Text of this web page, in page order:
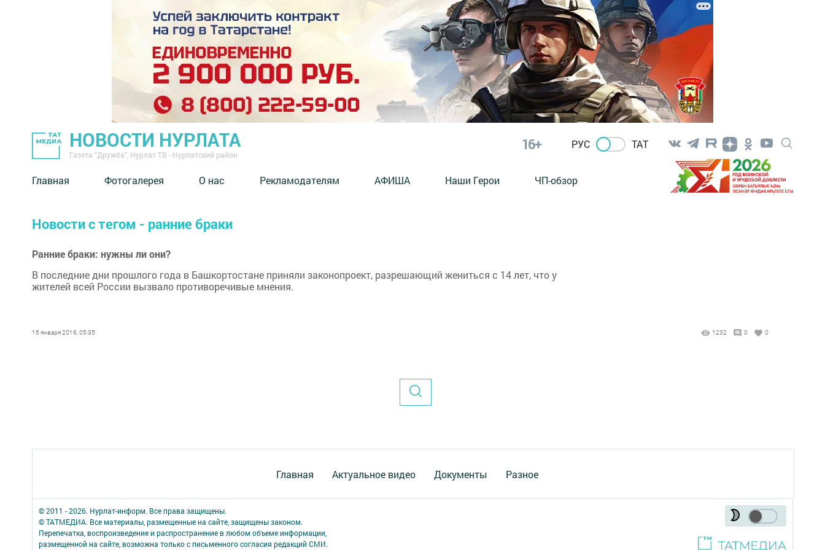
НОВОСТИ НУРЛАТА
Газета "Дружба", Нурлат ТВ - Нурлатский район
16+ РУС ТАТ
Главная Фотогалерея О нас Рекламодателям АФИША Наши Герои ЧП-обзор
Новости с тегом - ранние браки
Ранние браки: нужны ли они?
В последние дни прошлого года в Башкортостане приняли законопроект, разрешающий жениться с 14 лет, что у
жителей всей России вызвало противоречивые мнения.
15 января 2016, 05:35 1232 0 0
Главная Актуальное видео Документы Разное
© 2011 - 2026. Нурлат-⁠информ. Все права защищены.
© ТАТМЕДИА. Все материалы, размещенные на сайте, защищены законом.
Перепечатка, воспроизведение и распространение в любом объеме информации,
размещенной на сайте, возможна только с письменного согласия редакций СМИ.